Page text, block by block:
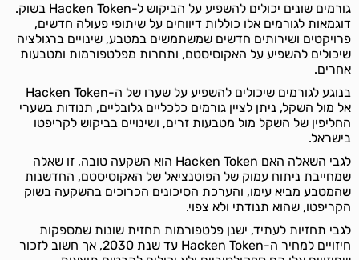
גורמים שונים יכולים להשפיע על הביקוש ל-Hacken Token בשוק.
דוגמאות לגורמים אלו כוללות דיווחים על שיתופי פעולה חדשים,
פרויקטים ושירותים חדשים שמשתמשים במטבע, שינויים ברגולציה
שיכולים להשפיע על האקוסיסטם, ותחרות מפלטפורמות ומטבעות
אחרים.
בנוגע לגורמים שיכולים להשפיע על שערו של ה-Hacken Token
אל מול השקל, ניתן לציין גורמים כלכליים גלובליים, תנודות בשערי
החליפין של השקל מול מטבעות זרים, ושינויים בביקוש לקריפטו
בישראל.
לגבי השאלה האם Hacken Token הוא השקעה טובה, זו שאלה
שמחייבת ניתוח עמוק של הפוטנציאל של האקוסיסטם, החדשנות
שהמטבע מביא עימו, והערכת הסיכונים הכרוכים בהשקעה בשוק
הקריפטו, שהוא תנודתי ולא צפוי.
לגבי תחזיות לעתיד, ישנן פלטפורמות תחזית שונות שמספקות
חיזויים למחיר ה-Hacken Token עד שנת 2030, אך חשוב לזכור